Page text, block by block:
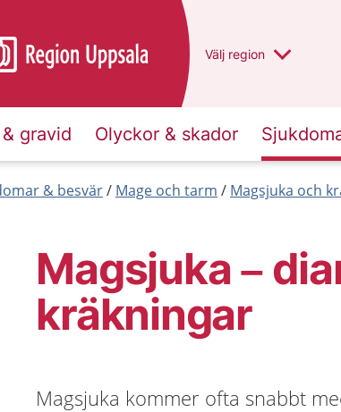
Du har valt region
Välj en annan
region
gravid Olyckor & skador
& besvär Mage och tarm Magsjuka och
Magsjuka –
kräkningar
Magsjuka kommer ofta snabbt